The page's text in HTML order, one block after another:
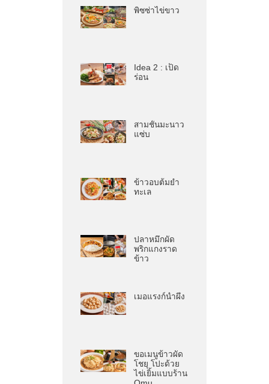
พิซซ่าไข่ขาว
Idea 2 : เป็ด
ร่อน
สามชั้นมะนาว
แซ่บ
ข้าวอบต้มยำ
ทะเล
ปลาหมึกผัด
พริกแกงราด
ข้าว
เมอแรงก์น้ำผึ้ง
ขอเมนูข้าวผัด
โชยุ โปะด้วย
ไข่เยิ้มแบบร้าน